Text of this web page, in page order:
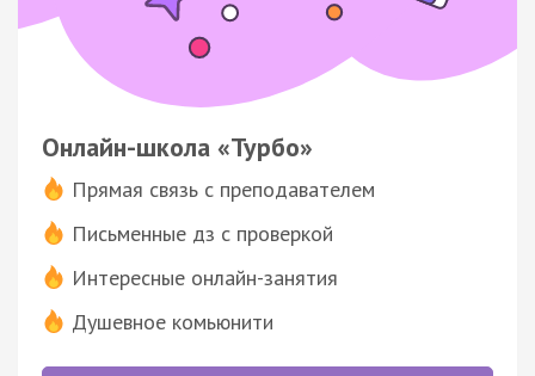
Онлайн-школа «Турбо»
Прямая связь с преподавателем
Письменные дз с проверкой
Интересные онлайн-занятия
Душевное комьюнити